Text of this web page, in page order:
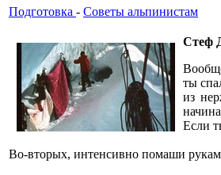
Подготовка - Советы альпинистам
Стеф
ты
из
Если
Во-вторых, интенсивно помаши